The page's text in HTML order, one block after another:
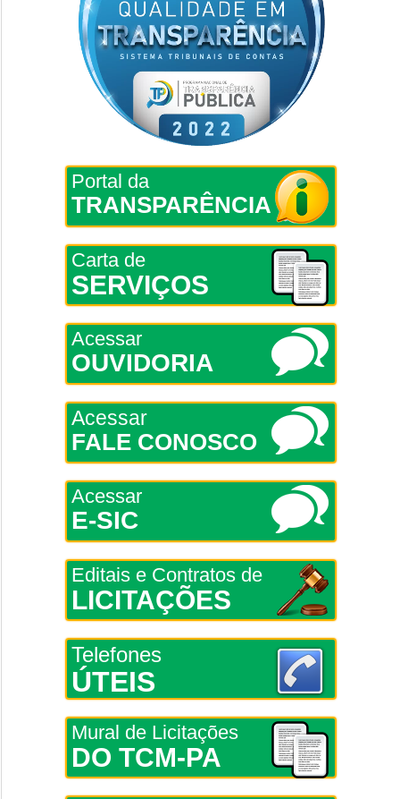
Portal da
TRANSPARÊNCIA
Carta de
SERVIÇOS
Acessar
OUVIDORIA
Acessar
FALE CONOSCO
Acessar
E-SIC
Editais e Contratos de
LICITAÇÕES
Telefones
ÚTEIS
Mural de Licitações
DO TCM-PA